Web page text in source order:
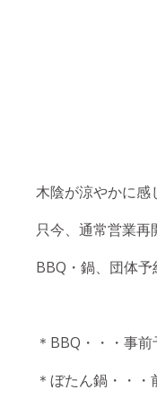
木陰が涼やかに感
只今、通常営業再
BBQ・鍋、団体予
＊BBQ・・・事
＊ぼたん鍋・・